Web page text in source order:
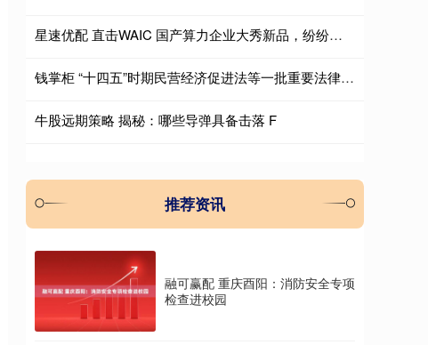
星速优配 直击WAIC 国产算力企业大秀新品，纷纷追求更高效率、更好性能
钱掌柜 “十四五”时期民营经济促进法等一批重要法律法规颁布实施
牛股远期策略 揭秘：哪些导弹具备击落 F
推荐资讯
融可赢配 重庆酉阳：消防安全专项
检查进校园